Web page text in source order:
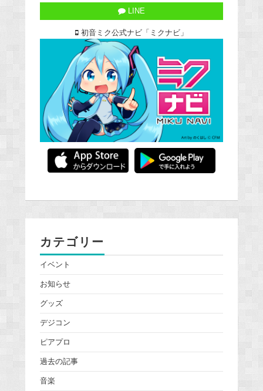
LINE
初音ミク公式ナビ「ミクナビ」
カテゴリー
イベント
お知らせ
グッズ
デジコン
ピアプロ
過去の記事
音楽